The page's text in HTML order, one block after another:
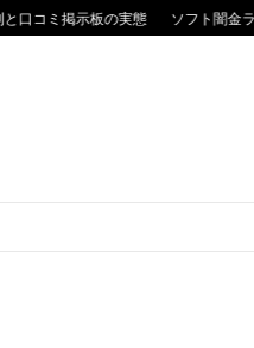
示板の実態 ソフト闇金ランキング